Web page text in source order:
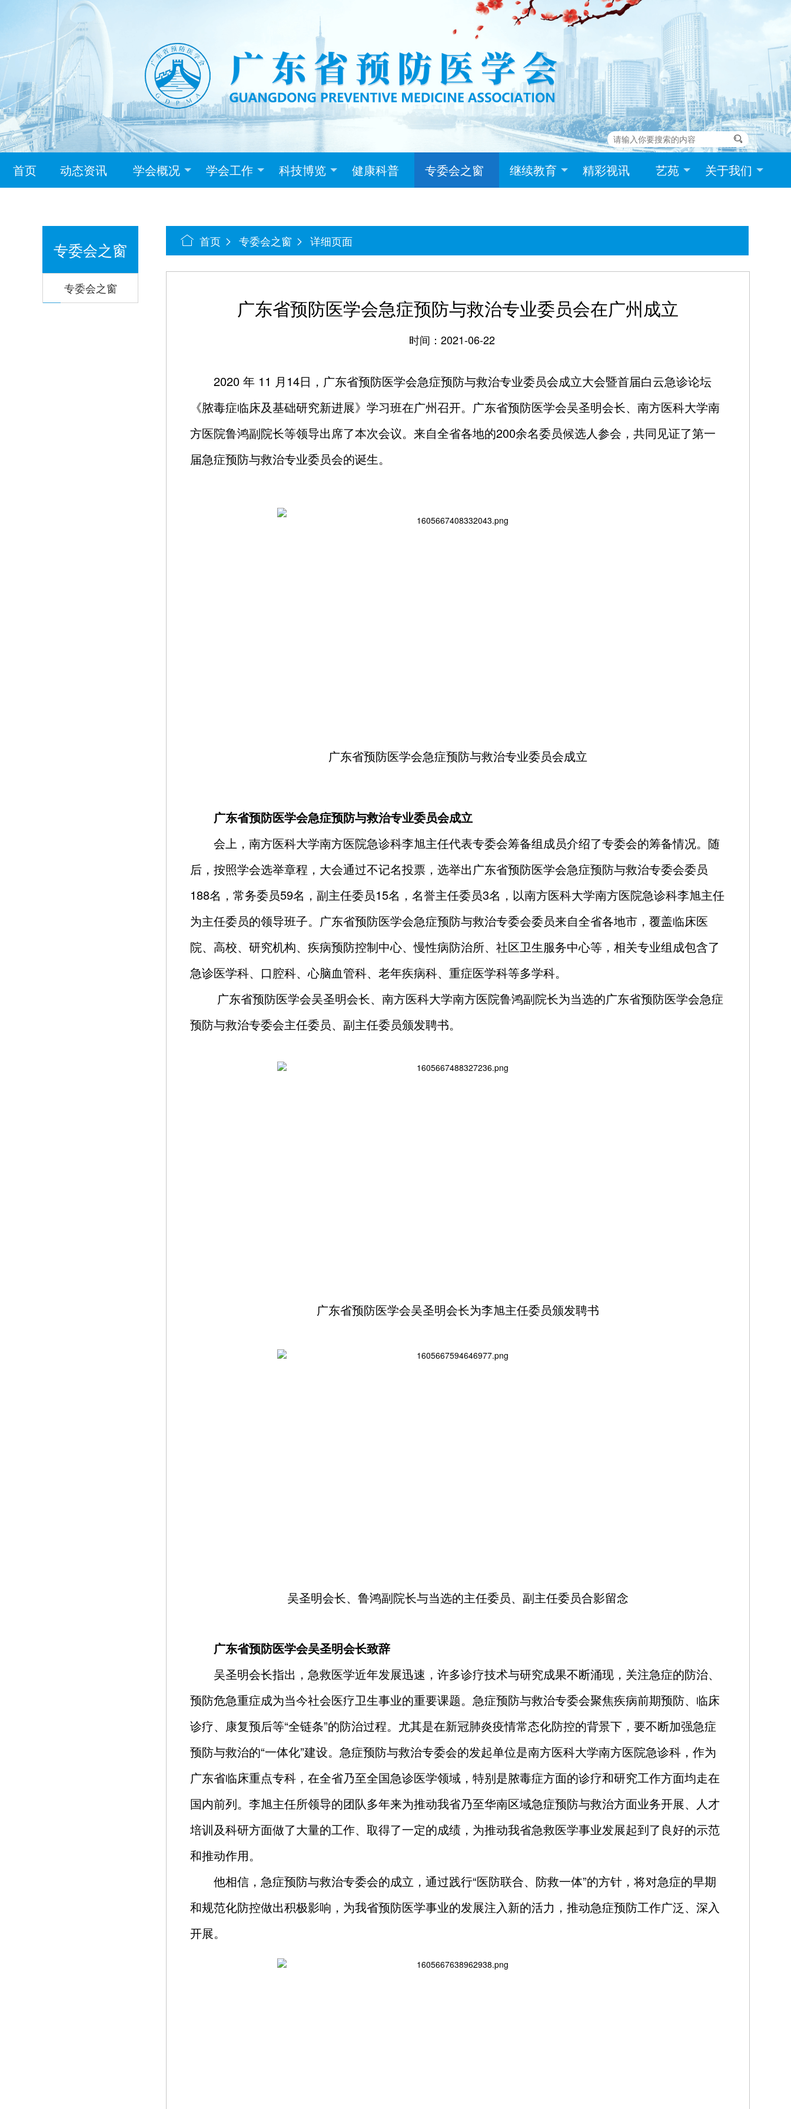

首页 动态资讯 学会概况 学会工作 科技博览 健康科普 专委会之窗 继续教育 精彩视讯 艺苑 关于我们
专委会之窗
专委会之窗
首页 专委会之窗 详细页面
广东省预防医学会急症预防与救治专业委员会在广州成立
时间：2021-06-22
2020 年 11 月14日，广东省预防医学会急症预防与救治专业委员会成立大会暨首届白云急诊论坛
《脓毒症临床及基础研究新进展》学习班在广州召开。广东省预防医学会吴圣明会长、南方医科大学南
方医院鲁鸿副院长等领导出席了本次会议。来自全省各地的200余名委员候选人参会，共同见证了第一
届急症预防与救治专业委员会的诞生。
广东省预防医学会急症预防与救治专业委员会成立
广东省预防医学会急症预防与救治专业委员会成立
会上，南方医科大学南方医院急诊科李旭主任代表专委会筹备组成员介绍了专委会的筹备情况。随
后，按照学会选举章程，大会通过不记名投票，选举出广东省预防医学会急症预防与救治专委会委员
188名，常务委员59名，副主任委员15名，名誉主任委员3名，以南方医科大学南方医院急诊科李旭主任
为主任委员的领导班子。广东省预防医学会急症预防与救治专委会委员来自全省各地市，覆盖临床医
院、高校、研究机构、疾病预防控制中心、慢性病防治所、社区卫生服务中心等，相关专业组成包含了
急诊医学科、口腔科、心脑血管科、老年疾病科、重症医学科等多学科。
广东省预防医学会吴圣明会长、南方医科大学南方医院鲁鸿副院长为当选的广东省预防医学会急症
预防与救治专委会主任委员、副主任委员颁发聘书。
广东省预防医学会吴圣明会长为李旭主任委员颁发聘书
吴圣明会长、鲁鸿副院长与当选的主任委员、副主任委员合影留念
广东省预防医学会吴圣明会长致辞
吴圣明会长指出，急救医学近年发展迅速，许多诊疗技术与研究成果不断涌现，关注急症的防治、
预防危急重症成为当今社会医疗卫生事业的重要课题。急症预防与救治专委会聚焦疾病前期预防、临床
诊疗、康复预后等“全链条”的防治过程。尤其是在新冠肺炎疫情常态化防控的背景下，要不断加强急症
预防与救治的“一体化”建设。急症预防与救治专委会的发起单位是南方医科大学南方医院急诊科，作为
广东省临床重点专科，在全省乃至全国急诊医学领域，特别是脓毒症方面的诊疗和研究工作方面均走在
国内前列。李旭主任所领导的团队多年来为推动我省乃至华南区域急症预防与救治方面业务开展、人才
培训及科研方面做了大量的工作、取得了一定的成绩，为推动我省急救医学事业发展起到了良好的示范
和推动作用。
他相信，急症预防与救治专委会的成立，通过践行“医防联合、防救一体”的方针，将对急症的早期
和规范化防控做出积极影响，为我省预防医学事业的发展注入新的活力，推动急症预防工作广泛、深入
开展。